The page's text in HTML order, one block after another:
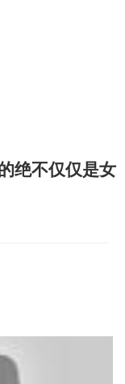
绝不仅仅是女